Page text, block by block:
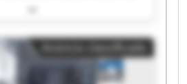
GmbH SK Maschinen-Service
GmbH SK Maschinen-Service
Service GmbH SK
GmbH SK Maschinen-Service
Service GmbH SK